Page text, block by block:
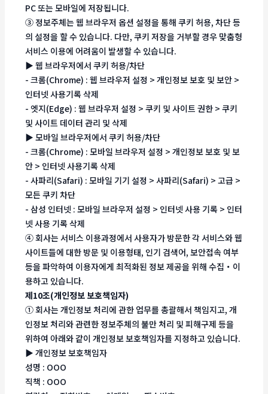
PC 또는 모바일에 저장됩니다.
③ 정보주체는 웹 브라우저 옵션 설정을 통해 쿠키 허용, 차단 등
의 설정을 할 수 있습니다. 다만, 쿠키 저장을 거부할 경우 맞춤형
서비스 이용에 어려움이 발생할 수 있습니다.
▶ 웹 브라우저에서 쿠키 허용/차단
- 크롬(Chrome) : 웹 브라우저 설정 > 개인정보 보호 및 보안 >
인터넷 사용기록 삭제
- 엣지(Edge) : 웹 브라우저 설정 > 쿠키 및 사이트 권한 > 쿠키
및 사이트 데이터 관리 및 삭제
▶ 모바일 브라우저에서 쿠키 허용/차단
- 크롬(Chrome) : 모바일 브라우저 설정 > 개인정보 보호 및 보
안 > 인터넷 사용기록 삭제
- 사파리(Safari) : 모바일 기기 설정 > 사파리(Safari) > 고급 >
모든 쿠키 차단
- 삼성 인터넷 : 모바일 브라우저 설정 > 인터넷 사용 기록 > 인터
넷 사용 기록 삭제
④ 회사는 서비스 이용과정에서 사용자가 방문한 각 서비스와 웹
사이트들에 대한 방문 및 이용형태, 인기 검색어, 보안접속 여부
등을 파악하여 이용자에게 최적화된 정보 제공을 위해 수집・이
용하고 있습니다.
제10조(개인정보 보호책임자)
① 회사는 개인정보 처리에 관한 업무를 총괄해서 책임지고, 개
인정보 처리와 관련한 정보주체의 불만 처리 및 피해구제 등을
위하여 아래와 같이 개인정보 보호책임자를 지정하고 있습니다.
▶ 개인정보 보호책임자
성명 : OOO
직책 : OOO